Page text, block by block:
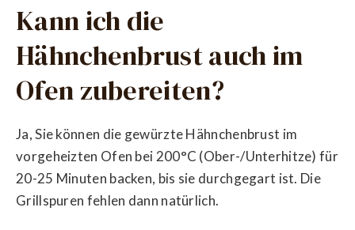
Kann ich die
Hähnchenbrust auch im
Ofen zubereiten?
Ja, Sie können die gewürzte Hähnchenbrust im
vorgeheizten Ofen bei 200°C (Ober-/Unterhitze) für
20-25 Minuten backen, bis sie durchgegart ist. Die
Grillspuren fehlen dann natürlich.